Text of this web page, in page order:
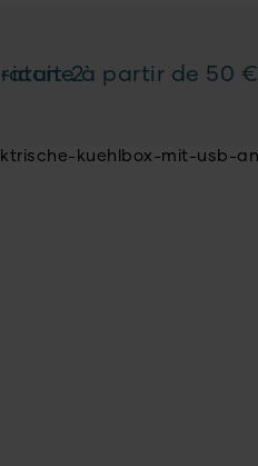
à partir de 50 €